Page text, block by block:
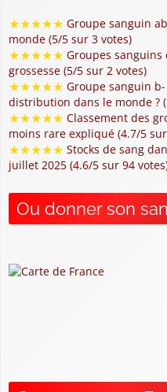
★★★★★ Groupe sanguin
monde (5/5 sur 3 votes)
★★★★★ Groupes
grossesse (5/5 sur 2 votes)
★★★★★ Groupe sanguin
distribution dans le monde ?
★★★★★ Classement des
moins rare expliqué (4.7/5
★★★★★ Stocks de sang
juillet 2025 (4.6/5 sur 94
Ou donner son